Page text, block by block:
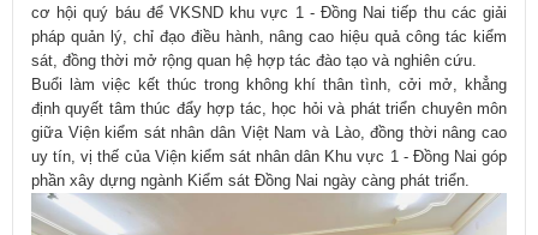
cơ hội quý báu để VKSND khu vực 1 - Đồng Nai tiếp thu các giải
pháp quản lý, chỉ đạo điều hành, nâng cao hiệu quả công tác kiểm
sát, đồng thời mở rộng quan hệ hợp tác đào tạo và nghiên cứu.
Buổi làm việc kết thúc trong không khí thân tình, cởi mở, khẳng
định quyết tâm thúc đẩy hợp tác, học hỏi và phát triển chuyên môn
giữa Viện kiểm sát nhân dân Việt Nam và Lào, đồng thời nâng cao
uy tín, vị thế của Viện kiểm sát nhân dân Khu vực 1 - Đồng Nai góp
phần xây dựng ngành Kiểm sát Đồng Nai ngày càng phát triển.